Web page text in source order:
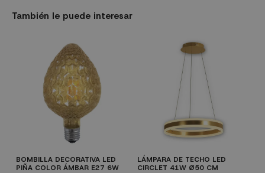
También le puede interesar
BOMBILLA DECORATIVA LED
PIÑA COLOR ÁMBAR E27 6W
LÁMPARA DE TECHO LED
CIRCLET 41W Ø50 CM